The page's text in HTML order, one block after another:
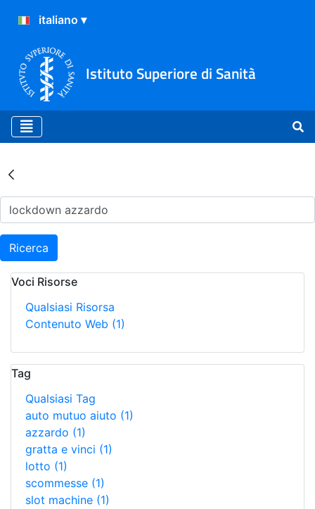
Istituto Superiore di Sanità
Risultati della Ricerca -
Ricerca
Voci Risorse
Qualsiasi Risorsa
Contenuto Web (1)
Tag
Qualsiasi Tag
auto mutuo aiuto (1)
azzardo (1)
gratta e vinci (1)
lotto (1)
scommesse (1)
slot machine (1)